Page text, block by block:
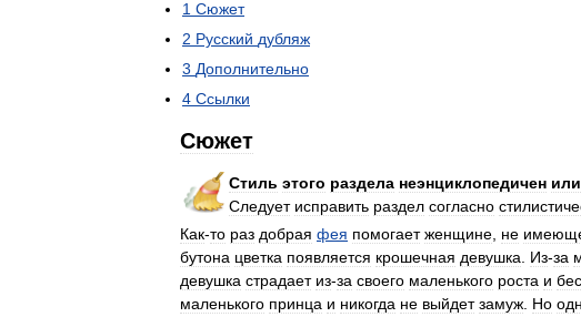
1 Сюжет
2 Русский дубляж
3 Дополнительно
4 Ссылки
Сюжет
Стиль этого раздела неэнциклопедичен или
Следует исправить раздел согласно
Как-то раз добрая фея помогает женщине не
бутона цветка появляется крошечная девушка Из-за
девушка страдает из-за своего маленького роста и
маленького принца и никогда не выйдет замуж Но